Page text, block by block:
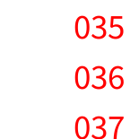
035
036
037